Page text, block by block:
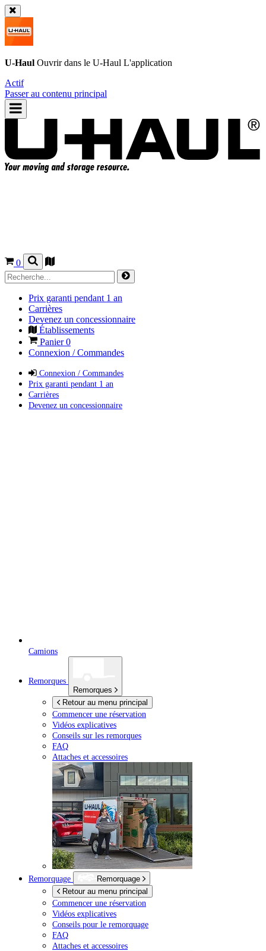
U-Haul Ouvrir dans le U-Haul L'application
Actif
Passer au contenu principal
0
Prix garanti pendant 1 an
Carrières
Devenez un concessionnaire
Établissements
Panier0
Connexion / Commandes
Connexion / Commandes
Prix garanti pendant 1 an
Carrières
Devenez un concessionnaire
Camions
Remorques
Remorques
Retour au menu principal
Commencer une réservation
Vidéos explicatives
Conseils sur les remorques
FAQ
Attaches et accessoires
Remorquage
Remorquage
Retour au menu principal
Commencer une réservation
Vidéos explicatives
Conseils pour le remorquage
FAQ
Attaches et accessoires